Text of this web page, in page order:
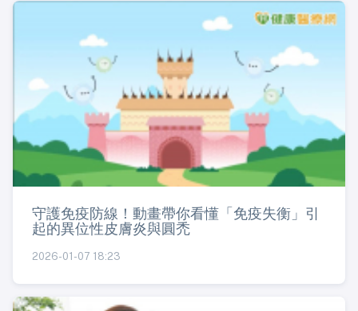
守護免疫防線！動畫帶你看懂「免疫失衡」引
起的異位性皮膚炎與圓禿
2026-01-07 18:23